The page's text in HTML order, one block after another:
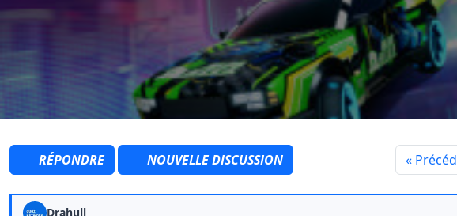
RÉPONDRE NOUVELLE DISCUSSION «
Drahull